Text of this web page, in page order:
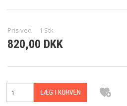
VILKÅR
Pris ved 1 Stk
820,00 DKK